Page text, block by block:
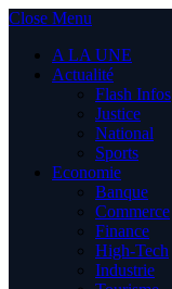
Close Menu
A LA UNE
Actualité
Flash Infos
Justice
National
Sports
Economie
Banque
Commerce
Finance
High-Tech
Industrie